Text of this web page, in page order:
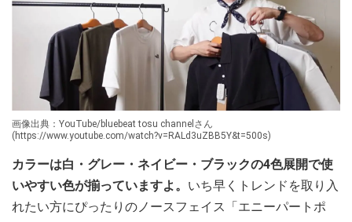
画像出典：YouTube/bluebeat tosu channelさん
(https://www.youtube.com/watch?v=RALd3uZBB5Y&t=500s)
カラーは白・グレー・ネイビー・ブラックの4色展開で使
いやすい色が揃っていますよ。 いち早くトレンドを取り入
れたい方にぴったりのノースフェイス「エニーパートポ